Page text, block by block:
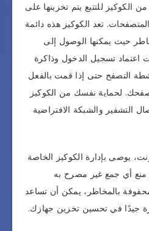
الكوكيز للتتبع يتم تخزينها على
تعد الكوكيز هذه دائمة
حيث يمكنها الوصول إلى
اعتماد تسجيل الدخول وذاكرة
التصفح حتى إذا قمت بالفعل
لحماية نفسك من الكوكيز
التشفير والشبكة الافتراضية
يوصى بإدارة الكوكيز الخاصة
أي جمع غير مصرح به
بالمخاطر، يمكن أن تساعد
جيدًا في تحسين تخزين جهازك.